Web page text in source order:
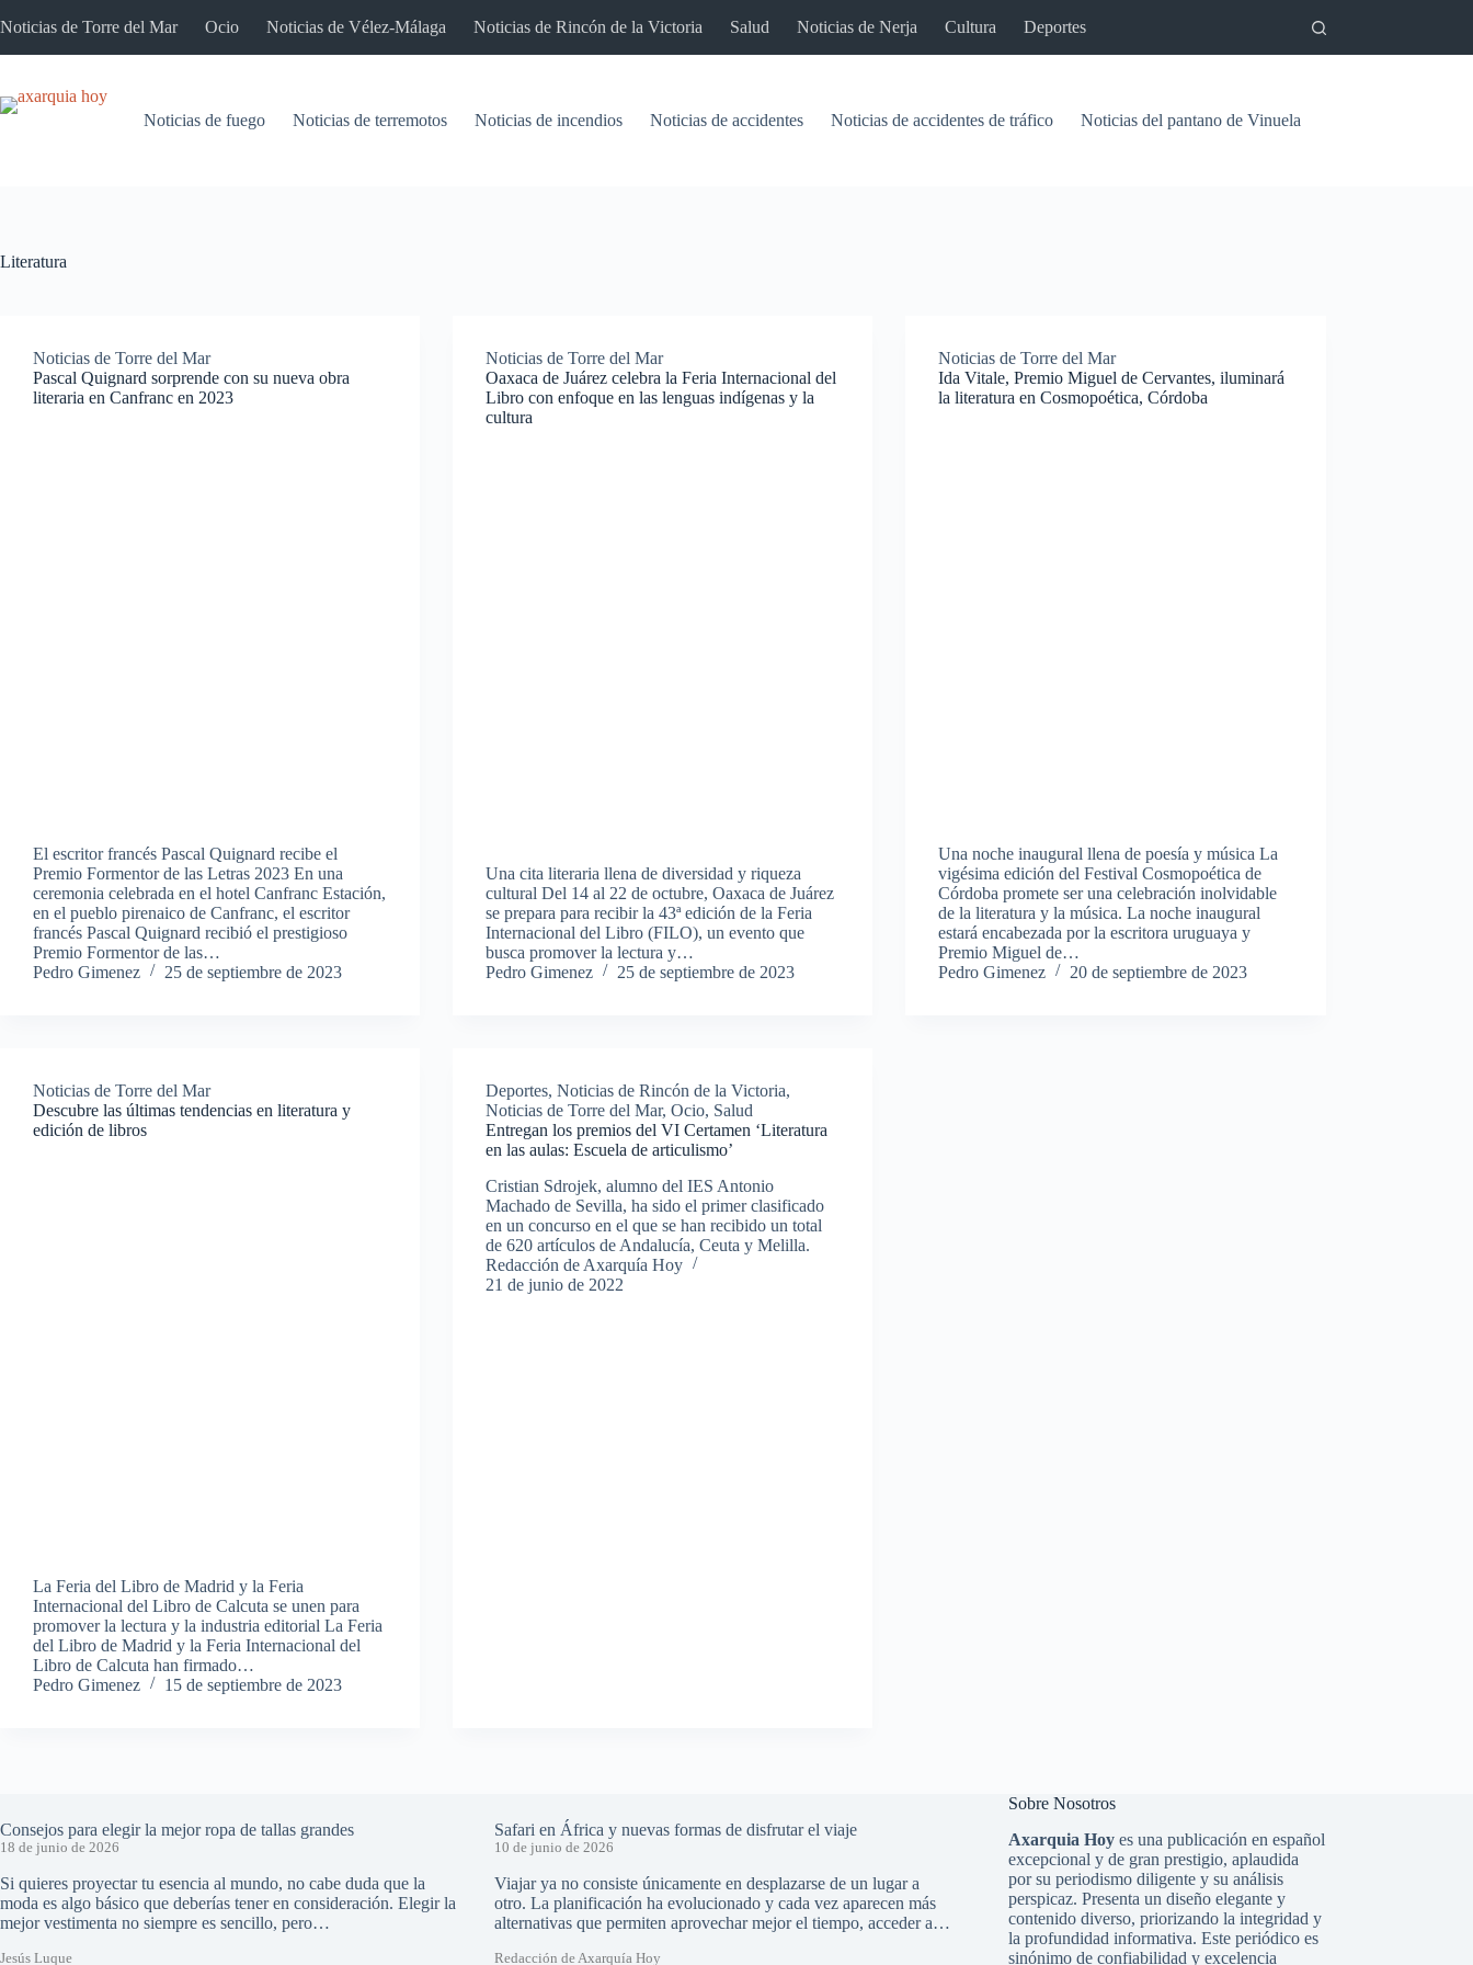
al
Noticias de Torre del Mar Ocio Noticias de Vélez-Málaga Noticias de Rincón de la Victoria Salud Noticias de Nerja Cultura Deportes
Noticias de fuego Noticias de terremotos Noticias de incendios Noticias de accidentes Noticias de accidentes de tráfico Noticias del pantano de Vinuela
Literatura
Noticias de Torre del Mar
Pascal Quignard sorprende con su nueva obra
literaria en Canfranc en 2023
El escritor francés Pascal Quignard recibe el
Premio Formentor de las Letras 2023 En una
ceremonia celebrada en el hotel Canfranc Estación,
en el pueblo pirenaico de Canfranc, el escritor
francés Pascal Quignard recibió el prestigioso
Premio Formentor de las…
Pedro Gimenez
25 de septiembre de 2023
Noticias de Torre del Mar
Oaxaca de Juárez celebra la Feria Internacional del
Libro con enfoque en las lenguas indígenas y la
cultura
Una cita literaria llena de diversidad y riqueza
cultural Del 14 al 22 de octubre, Oaxaca de Juárez
se prepara para recibir la 43ª edición de la Feria
Internacional del Libro (FILO), un evento que
busca promover la lectura y…
Pedro Gimenez
25 de septiembre de 2023
Noticias de Torre del Mar
Ida Vitale, Premio Miguel de Cervantes, iluminará
la literatura en Cosmopoética, Córdoba
Una noche inaugural llena de poesía y música La
vigésima edición del Festival Cosmopoética de
Córdoba promete ser una celebración inolvidable
de la literatura y la música. La noche inaugural
estará encabezada por la escritora uruguaya y
Premio Miguel de…
Pedro Gimenez
20 de septiembre de 2023
Noticias de Torre del Mar
Descubre las últimas tendencias en literatura y
edición de libros
La Feria del Libro de Madrid y la Feria
Internacional del Libro de Calcuta se unen para
promover la lectura y la industria editorial La Feria
del Libro de Madrid y la Feria Internacional del
Libro de Calcuta han firmado…
Pedro Gimenez
15 de septiembre de 2023
Deportes,Noticias de Rincón de la Victoria,
Noticias de Torre del Mar,Ocio, Salud
Entregan los premios del VI Certamen ‘Literatura
en las aulas: Escuela de articulismo’
Cristian Sdrojek, alumno del IES Antonio
Machado de Sevilla, ha sido el primer clasificado
en un concurso en el que se han recibido un total
de 620 artículos de Andalucía, Ceuta y Melilla.
Redacción de Axarquía Hoy
21 de junio de 2022
Consejos para elegir la mejor ropa de tallas grandes
18 de junio de 2026
Si quieres proyectar tu esencia al mundo, no cabe duda que la
moda es algo básico que deberías tener en consideración. Elegir la
mejor vestimenta no siempre es sencillo, pero…
Jesús Luque
Safari en África y nuevas formas de disfrutar el viaje
10 de junio de 2026
Viajar ya no consiste únicamente en desplazarse de un lugar a
otro. La planificación ha evolucionado y cada vez aparecen más
alternativas que permiten aprovechar mejor el tiempo, acceder a…
Redacción de Axarquía Hoy
Sobre Nosotros
Axarquia Hoyes una publicación en español
excepcional y de gran prestigio, aplaudida
por su periodismo diligente y su análisis
perspicaz. Presenta un diseño elegante y
contenido diverso, priorizando la integridad y
la profundidad informativa. Este periódico es
sinónimo de confiabilidad y excelencia